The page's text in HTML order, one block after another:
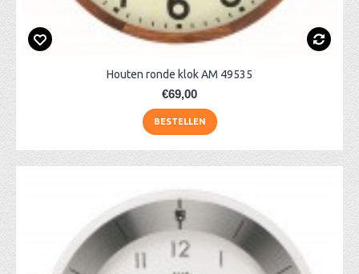
Houten ronde klok AM 49535
€69,00
BESTELLEN